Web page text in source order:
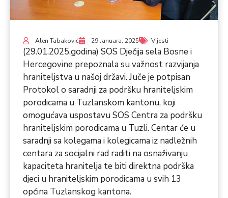
Alen Tabaković 29 Januara, 2025 Vijesti
(29.01.2025.godina) SOS Dječija sela Bosne i
Hercegovine prepoznala su važnost razvijanja
hraniteljstva u našoj državi. Juče je potpisan
Protokol o saradnji za podršku hraniteljskim
porodicama u Tuzlanskom kantonu, koji
omogućava uspostavu SOS Centra za podršku
hraniteljskim porodicama u Tuzli. Centar će u
saradnji sa kolegama i kolegicama iz nadležnih
centara za socijalni rad raditi na osnaživanju
kapaciteta hranitelja te biti direktna podrška
djeci u hraniteljskim porodicama u svih 13
općina Tuzlanskog kantona.